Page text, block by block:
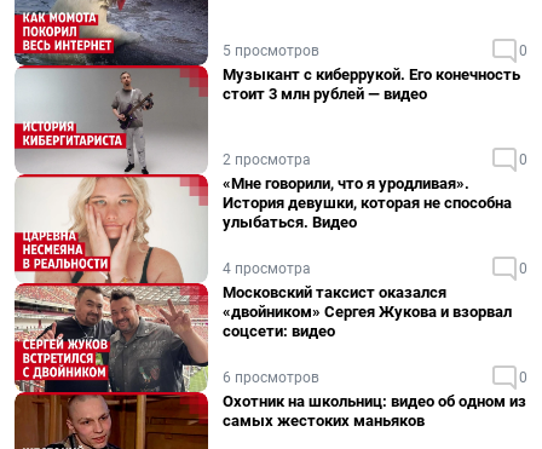
5 просмотров 0
Музыкант с киберрукой. Его конечность
стоит 3 млн рублей — видео
2 просмотра 0
«Мне говорили, что я уродливая».
История девушки, которая не способна
улыбаться. Видео
4 просмотра 0
Московский таксист оказался
«двойником» Сергея Жукова и взорвал
соцсети: видео
6 просмотров 0
Охотник на школьниц: видео об одном из
самых жестоких маньяков